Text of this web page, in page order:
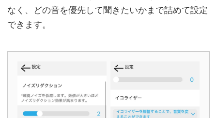
なく、どの音を優先して聞きたいかまで詰めて設定
できます。